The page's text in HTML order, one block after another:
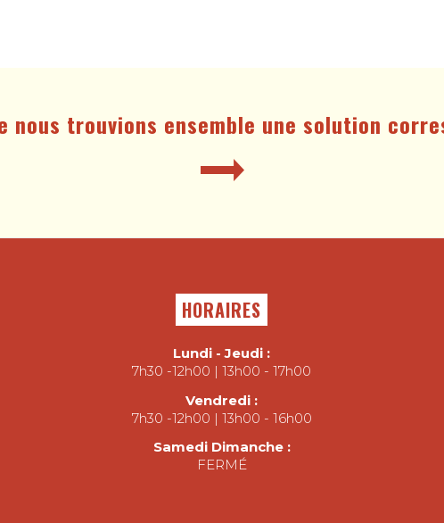
nous trouvions ensemble une solution
HORAIRES
Lundi - Jeudi :
7h30 -12h00 | 13h00 - 17h00
Vendredi :
7h30 -12h00 | 13h00 - 16h00
Samedi Dimanche :
FERMÉ